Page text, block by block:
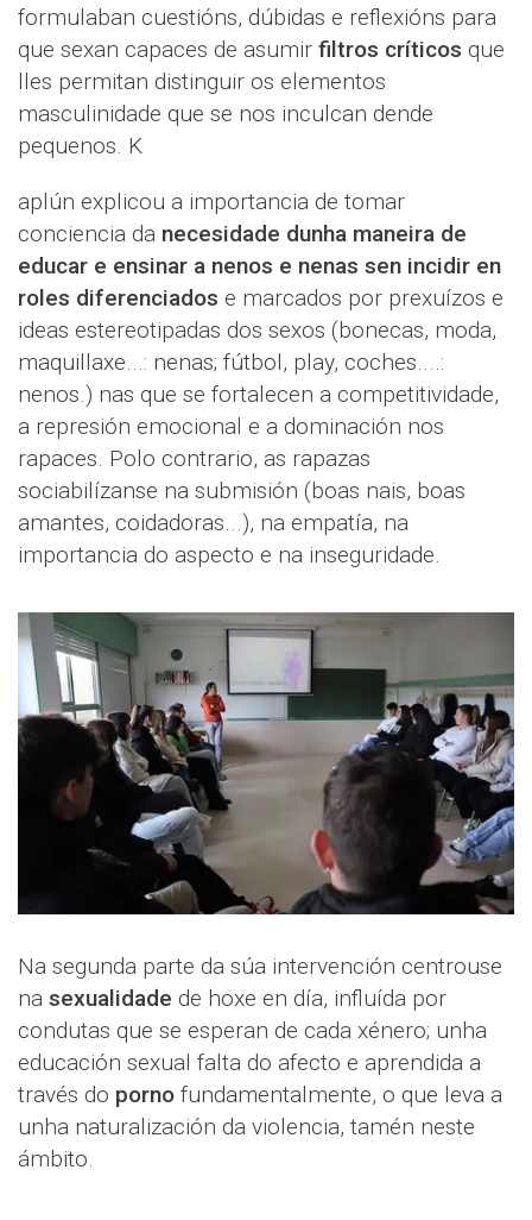
formulaban cuestións, dúbidas e reflexións para
que sexan capaces de asumir filtros críticos que
lles permitan distinguir os elementos
masculinidade que se nos inculcan dende
pequenos. K
aplún explicou a importancia de tomar
conciencia da necesidade dunha maneira de
educar e ensinar a nenos e nenas sen incidir en
roles diferenciados e marcados por prexuízos e
ideas estereotipadas dos sexos (bonecas, moda,
maquillaxe...: nenas; fútbol, play, coches....:
nenos.) nas que se fortalecen a competitividade,
a represión emocional e a dominación nos
rapaces. Polo contrario, as rapazas
sociabilízanse na submisión (boas nais, boas
amantes, coidadoras...), na empatía, na
importancia do aspecto e na inseguridade.
Na segunda parte da súa intervención centrouse
na sexualidade de hoxe en día, influída por
condutas que se esperan de cada xénero; unha
educación sexual falta do afecto e aprendida a
través do porno fundamentalmente, o que leva a
unha naturalización da violencia, tamén neste
ámbito.